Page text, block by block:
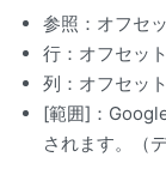
参照：オフセ
行：オフセッ
列：オフセッ
[範囲]：
されます。（